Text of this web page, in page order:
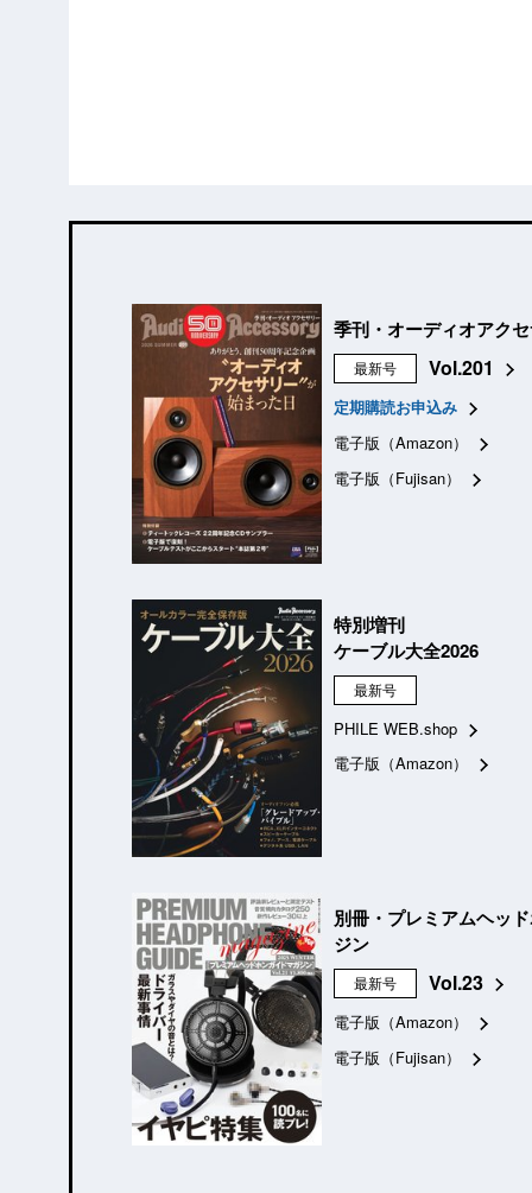
季刊・オーディオアク
最新号 Vol.201
定期購読お申込み
電子版（Amazon）
電子版（Fujisan）
特別増刊
ケーブル大全2026
最新号
PHILE WEB.shop
電子版（Amazon）
別冊・プレミアムヘッ
ジン
最新号 Vol.23
電子版（Amazon）
電子版（Fujisan）